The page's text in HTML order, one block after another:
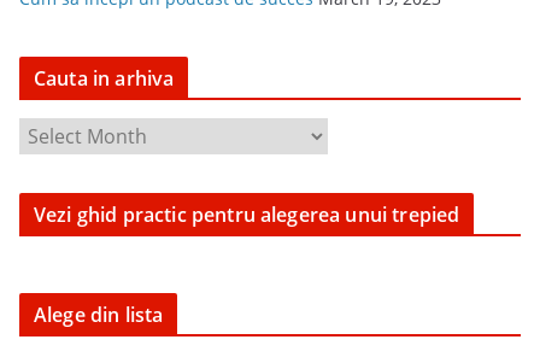
Cauta in arhiva
u
a
Vezi ghid practic pentru alegerea unui trepied
Alege din lista